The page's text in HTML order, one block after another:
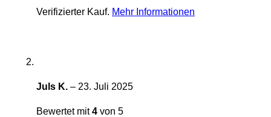
Verifizierter Kauf. Mehr Informationen
Juls K. – 23. Juli 2025
Bewertet mit4 von 5